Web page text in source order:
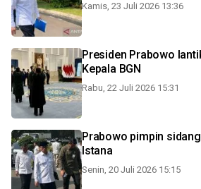
Kamis, 23 Juli 2026 13:36
Presiden Prabowo
Kepala BGN
Rabu, 22 Juli 2026 15:31
Prabowo pimpin
Istana
Senin, 20 Juli 2026 15:15